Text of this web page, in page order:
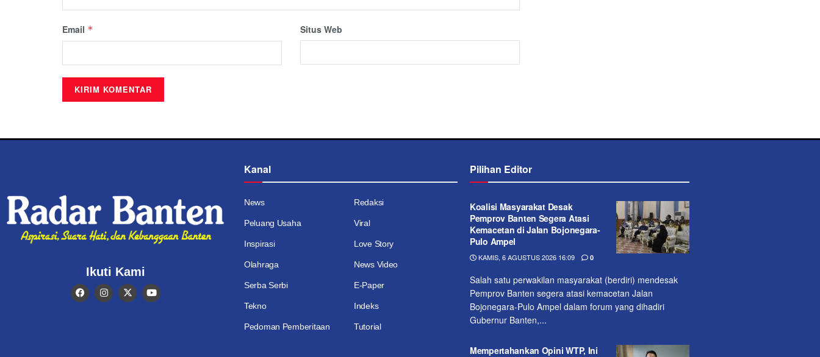
Email * Situs Web
Ikuti Kami
Kanal
News Redaksi
Peluang Usaha Viral
Inspirasi Love Story
Olahraga News Video
Serba Serbi E-Paper
Tekno
Pedoman Pemberitaan
Indeks
Tutorial
Pilihan Editor
Koalisi Masyarakat Desak
Pemprov Banten Segera Atasi
Kemacetan di Jalan Bojonegara-
Pulo Ampel
KAMIS, 6 AGUSTUS 2026 16:09 0
Salah satu perwakilan masyarakat (berdiri) mendesak
Pemprov Banten segera atasi kemacetan Jalan
Bojonegara-Pulo Ampel dalam forum yang dihadiri
Gubernur Banten,...
Mempertahankan Opini WTP, Ini